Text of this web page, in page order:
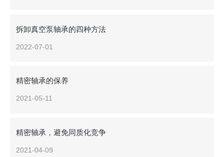
拆卸真空泵轴承的四种方法
2022-07-01
精密轴承的保养
2021-05-11
精密轴承，避免同质化竞争
2021-04-09